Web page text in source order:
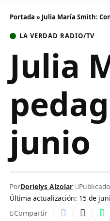
Portada » Julia María Smith:
LA VERDAD RADIO/TV
Julia
junio
Última actualización: 15 de
PorDorielys Alzolar
Compartir